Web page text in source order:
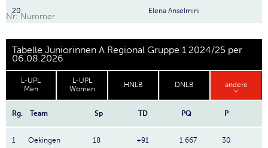
20 Elena Anselmini
Nr: Nummer
Tabelle Juniorinnen A Regional Gruppe 1 2024/25 per
06.08.2026
L-UPL
Men
L-UPL
Women
HNLB DNLB andere
Rg. Team Sp TD PQ P
1 Oekingen 18 +91 1.667 30